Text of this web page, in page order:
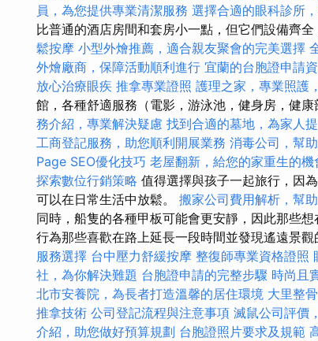
員，為您提供專業清潔服務 選擇合適的眼科診所
比普通的酒店房間和套房小一點，但它們設備齊全
鬆按摩 小型外燴推薦，適合親友聚會的完美選擇
外燴廠商，保障活動順利進行 宜蘭的台胞證申請
放心治療眼疾 推拿專業證照 護理之家，專業照護
館，各種舒適服務（電影，游泳池，健身房，健
務介紹，專業解決疑慮 找到合適的墓地，為家人
工商登記服務，助您順利開展業務 消毒公司，幫
Page SEO優化技巧 老屋翻新，給您的家重生的機
探索數位行銷策略 值得選擇與孩子一起旅行，因
可以在日常生活中放鬆。 搬家公司費用解析，幫
同時，船隻的各種甲板可能會更安靜，因此那些
行為那些喜歡在路上延長一段時間並發現遙遠景觀
服務選擇 台中壓力舒緩按摩 整復師專業資格證照
社，為你解決難題 台胞證申請的完整步驟 時尚且
北市安養院，為長者打造溫馨的居住環境 大里整
推拿技術 公司登記流程與注意事項 滅鼠公司評價
介紹，助您做好預算規劃 台胞證照片要求及規範